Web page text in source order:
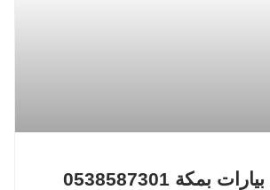
0538587301